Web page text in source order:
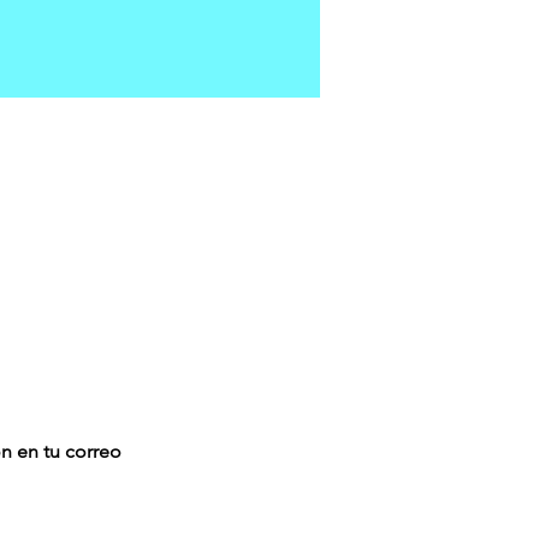
en tu correo